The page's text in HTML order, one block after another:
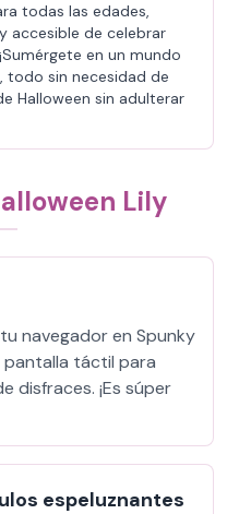
todas las edades,
accesible de celebrar
en un mundo
todo sin necesidad de
Halloween sin adulterar
Lily
navegador en Spunky
táctil para
disfraces. ¡Es súper
espeluznantes